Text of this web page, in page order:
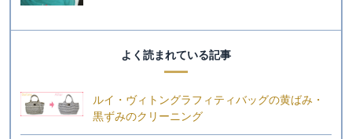
よく読まれている記事
ルイ・ヴィトングラフィティバッグの黄ばみ・
黒ずみのクリーニング